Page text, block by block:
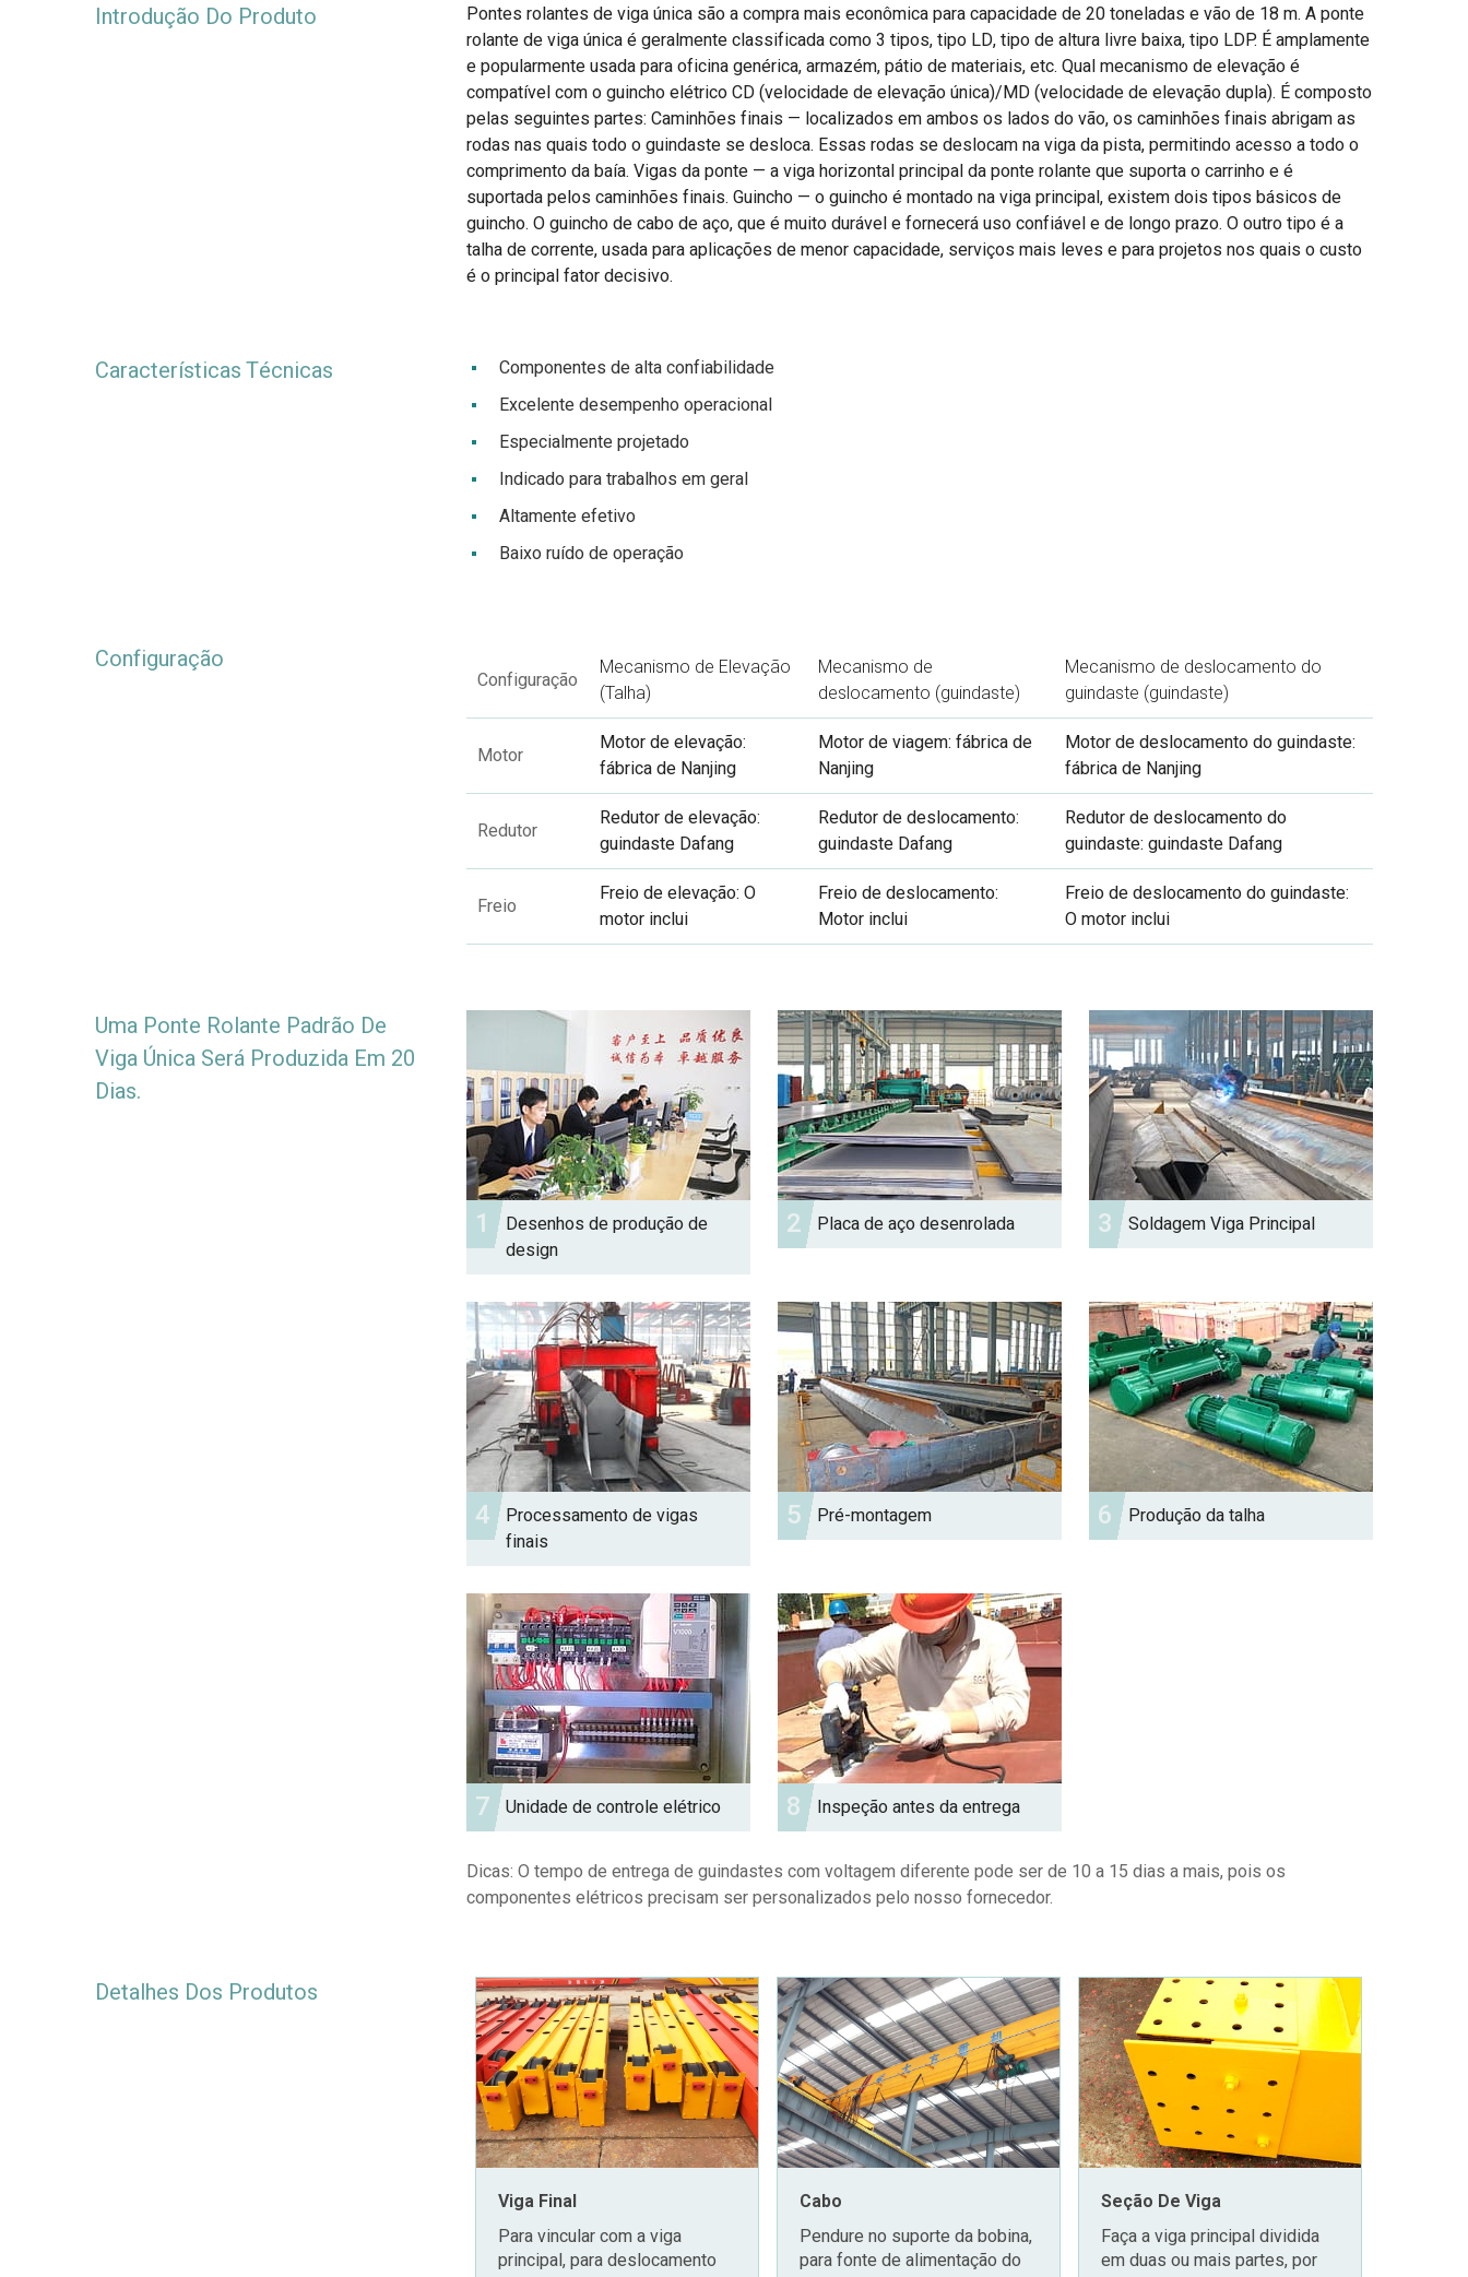
Introdução Do Produto
Pontes rolantes de viga única são a compra mais econômica para capacidade de 20 toneladas e vão de 18 m. A ponte
rolante de viga única é geralmente classificada como 3 tipos, tipo LD, tipo de altura livre baixa, tipo LDP. É amplamente
e popularmente usada para oficina genérica, armazém, pátio de materiais, etc. Qual mecanismo de elevação é
compatível com o guincho elétrico CD (velocidade de elevação única)/MD (velocidade de elevação dupla). É composto
pelas seguintes partes: Caminhões finais — localizados em ambos os lados do vão, os caminhões finais abrigam as
rodas nas quais todo o guindaste se desloca. Essas rodas se deslocam na viga da pista, permitindo acesso a todo o
comprimento da baía. Vigas da ponte — a viga horizontal principal da ponte rolante que suporta o carrinho e é
suportada pelos caminhões finais. Guincho — o guincho é montado na viga principal, existem dois tipos básicos de
guincho. O guincho de cabo de aço, que é muito durável e fornecerá uso confiável e de longo prazo. O outro tipo é a
talha de corrente, usada para aplicações de menor capacidade, serviços mais leves e para projetos nos quais o custo
é o principal fator decisivo.
Características Técnicas
Componentes de alta confiabilidade
Excelente desempenho operacional
Especialmente projetado
Indicado para trabalhos em geral
Altamente efetivo
Baixo ruído de operação
Configuração
Configuração
Mecanismo de Elevação
(Talha)
Mecanismo de
deslocamento (guindaste)
Mecanismo de deslocamento do
guindaste (guindaste)
Motor
Motor de elevação:
fábrica de Nanjing
Motor de viagem: fábrica de
Nanjing
Motor de deslocamento do guindaste:
fábrica de Nanjing
Redutor
Redutor de elevação:
guindaste Dafang
Redutor de deslocamento:
guindaste Dafang
Redutor de deslocamento do
guindaste: guindaste Dafang
Freio
Freio de elevação: O
motor inclui
Freio de deslocamento:
Motor inclui
Freio de deslocamento do guindaste:
O motor inclui
Uma Ponte Rolante Padrão De
Viga Única Será Produzida Em 20
Dias.
1
Desenhos de produção de
design
2 Placa de aço desenrolada 3 Soldagem Viga Principal
4
Processamento de vigas
finais
5 Pré-montagem 6 Produção da talha
7 Unidade de controle elétrico 8 Inspeção antes da entrega
Dicas: O tempo de entrega de guindastes com voltagem diferente pode ser de 10 a 15 dias a mais, pois os
componentes elétricos precisam ser personalizados pelo nosso fornecedor.
Detalhes Dos Produtos
Viga Final
Para vincular com a viga
principal, para deslocamento
Cabo
Pendure no suporte da bobina,
para fonte de alimentação do
Seção De Viga
Faça a viga principal dividida
em duas ou mais partes, por